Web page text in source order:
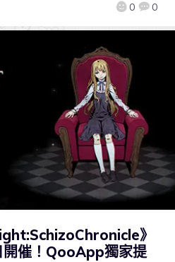
0 0
》
催！QooApp獨家提